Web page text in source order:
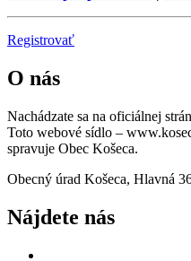
Registrovať
O nás
Nachádzate sa na oficiálnej
Toto webové sídlo –
spravuje Obec Košeca.
Obecný úrad Košeca, Hlavná
Nájdete nás